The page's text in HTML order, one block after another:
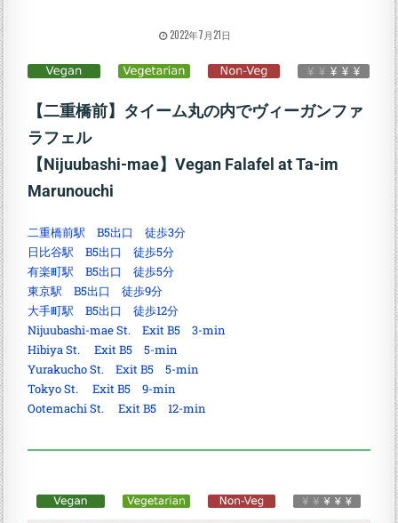
2022年7月21日
【二重橋前】タイーム丸の内でヴィーガンファ
ラフェル
【Nijuubashi-mae】Vegan Falafel at Ta-im
Marunouchi
二重橋前駅 B5出口 徒歩3分
日比谷駅 B5出口 徒歩5分
有楽町駅 B5出口 徒歩5分
東京駅 B5出口 徒歩9分
大手町駅 B5出口 徒歩12分
Nijuubashi-mae St. Exit B5 3-min
Hibiya St. Exit B5 5-min
Yurakucho St. Exit B5 5-min
Tokyo St. Exit B5 9-min
Ootemachi St. Exit B5 12-min